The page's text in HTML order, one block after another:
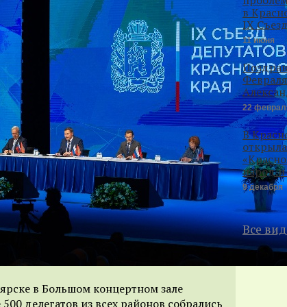
в Большом концертном зале
делегатов из всех районов собрались
в
IX
11 июня
22
В
народ
9 декабря
Все